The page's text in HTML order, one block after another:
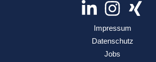
Impressum
Datenschutz
Jobs